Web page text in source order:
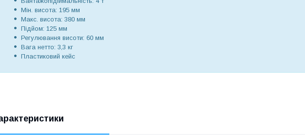
Мін. висота: 195 мм
Макс. висота: 380 мм
Підйом: 125 мм
Регулювання висоти: 60 мм
Вага нетто: 3,3 кг
Пластиковий кейс